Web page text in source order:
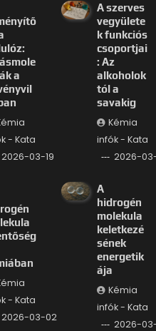
a
- Kata
2026-03-19
A szerves
vegyülete
k funkciós
csoportjai
: Az
alkoholok
tól a
savakig
Kémia
infók - Kata
2026-
- Kata
2026-03-02
A
hidrogén
molekula
keletkezé
sének
energetik
ája
Kémia
infók - Kata
2026-